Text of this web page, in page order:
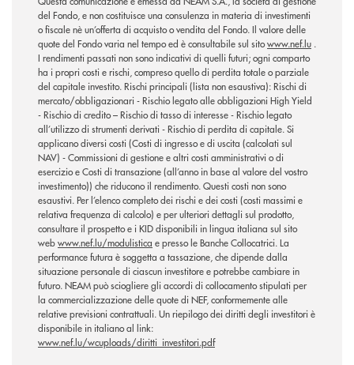
del Fondo, e non costituisce una consulenza in materia di investimenti
o fiscale nè un’offerta di acquisto o vendita del Fondo. Il valore delle
quote del Fondo varia nel tempo ed è consultabile sul sitowww.nef.lu .
I rendimenti passati non sono indicativi di quelli futuri; ogni comparto
ha i propri costi e rischi, compreso quello di perdita totale o parziale
del capitale investito. Rischi principali (lista non esaustiva): Rischi di
mercato/obbligazionari - Rischio legato alle obbligazioni High Yield
- Rischio di credito – Rischio di tasso di interesse - Rischio legato
all’utilizzo di strumenti derivati - Rischio di perdita di capitale. Si
applicano diversi costi (Costi di ingresso e di uscita (calcolati sul
NAV) - Commissioni di gestione e altri costi amministrativi o di
esercizio e Costi di transazione (all’anno in base al valore del vostro
investimento)) che riducono il rendimento. Questi costi non sono
esaustivi. Per l’elenco completo dei rischi e dei costi (costi massimi e
relativa frequenza di calcolo) e per ulteriori dettagli sul prodotto,
consultare il prospetto e i KID disponibili in lingua italiana sul sito
webwww.nef.lu/modulistica e presso le Banche Collocatrici. La
performance futura è soggetta a tassazione, che dipende dalla
situazione personale di ciascun investitore e potrebbe cambiare in
futuro. NEAM può sciogliere gli accordi di collocamento stipulati per
la commercializzazione delle quote di NEF, conformemente alle
relative previsioni contrattuali. Un riepilogo dei diritti degli investitori è
disponibile in italiano al link:
www.nef.lu/wcuploads/diritti_investitori.pdf